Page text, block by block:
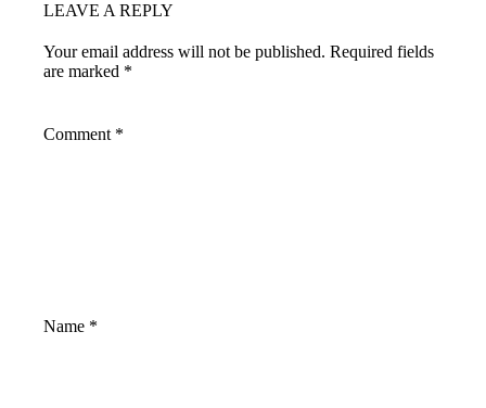
LEAVE A REPLY
Your email address will not be published. Required fields
are marked *
Comment *
Name *